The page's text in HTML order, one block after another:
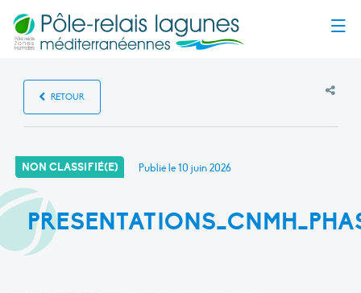
RETOUR
NON CLASSIFIÉ(E) Publié le10 juin 2026